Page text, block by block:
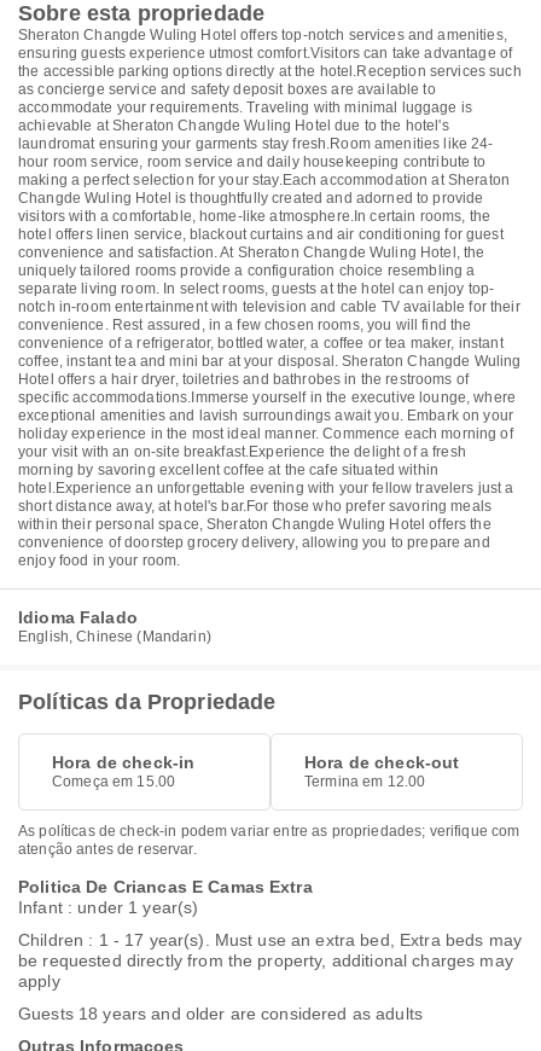
Sobre esta propriedade
Sheraton Changde Wuling Hotel offers top-notch services and amenities,
ensuring guests experience utmost comfort.Visitors can take advantage of
the accessible parking options directly at the hotel.Reception services such
as concierge service and safety deposit boxes are available to
accommodate your requirements. Traveling with minimal luggage is
achievable at Sheraton Changde Wuling Hotel due to the hotel's
laundromat ensuring your garments stay fresh.Room amenities like 24-
hour room service, room service and daily housekeeping contribute to
making a perfect selection for your stay.Each accommodation at Sheraton
Changde Wuling Hotel is thoughtfully created and adorned to provide
visitors with a comfortable, home-like atmosphere.In certain rooms, the
hotel offers linen service, blackout curtains and air conditioning for guest
convenience and satisfaction. At Sheraton Changde Wuling Hotel, the
uniquely tailored rooms provide a configuration choice resembling a
separate living room. In select rooms, guests at the hotel can enjoy top-
notch in-room entertainment with television and cable TV available for their
convenience. Rest assured, in a few chosen rooms, you will find the
convenience of a refrigerator, bottled water, a coffee or tea maker, instant
coffee, instant tea and mini bar at your disposal. Sheraton Changde Wuling
Hotel offers a hair dryer, toiletries and bathrobes in the restrooms of
specific accommodations.Immerse yourself in the executive lounge, where
exceptional amenities and lavish surroundings await you. Embark on your
holiday experience in the most ideal manner. Commence each morning of
your visit with an on-site breakfast.Experience the delight of a fresh
morning by savoring excellent coffee at the cafe situated within
hotel.Experience an unforgettable evening with your fellow travelers just a
short distance away, at hotel's bar.For those who prefer savoring meals
within their personal space, Sheraton Changde Wuling Hotel offers the
convenience of doorstep grocery delivery, allowing you to prepare and
enjoy food in your room.
Idioma Falado
English, Chinese (Mandarin)
Políticas da Propriedade
Hora de check-in
Começa em 15.00
Hora de check-out
Termina em 12.00
As políticas de check-in podem variar entre as propriedades; verifique com
atenção antes de reservar.
Politica De Criancas E Camas Extra
Infant : under 1 year(s)
Children : 1 - 17 year(s). Must use an extra bed, Extra beds may
be requested directly from the property, additional charges may
apply
Guests 18 years and older are considered as adults
Outras Informacoes